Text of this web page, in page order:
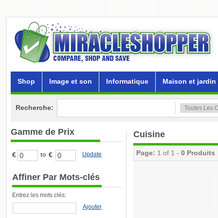
Shop Image et son Informatique Maison et jardin
Recherche:
Gamme de Prix
€ to € Update
Affiner Par Mots-clés
Entrez les mots clés:
Ajouter
Cuisine
Page: 1 of 1 - 0 Produits